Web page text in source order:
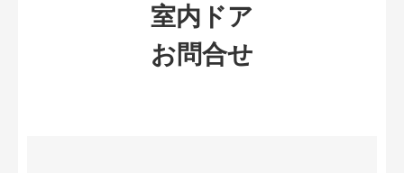
室内ドア
お問合せ